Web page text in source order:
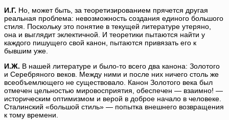
И.Г. Но, может быть, за теоретизированием прячется другая
реальная проблема: невозможность создания единого большого
стиля. Поскольку это понятие в текущей литературе утеряно,
она и выглядит эклектичной. И теоретики пытаются найти у
каждого пишущего свой канон, пытаются привязать его к
бывшим уже.
И.Ж. В нашей литературе и было-то всего два канона: Золотого
и Серебряного веков. Между ними и после них ничего столь же
всеобъемлющего не существовало. Канон Золотого века был
отмечен цельностью мировосприятия, обеспечен — взаимно! —
историческим оптимизмом и верой в доброе начало в человеке.
Сталинский «большой стиль» — попытка внешнего возвращения
к тому времени.